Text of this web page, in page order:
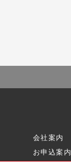
会社案内
お申込案内